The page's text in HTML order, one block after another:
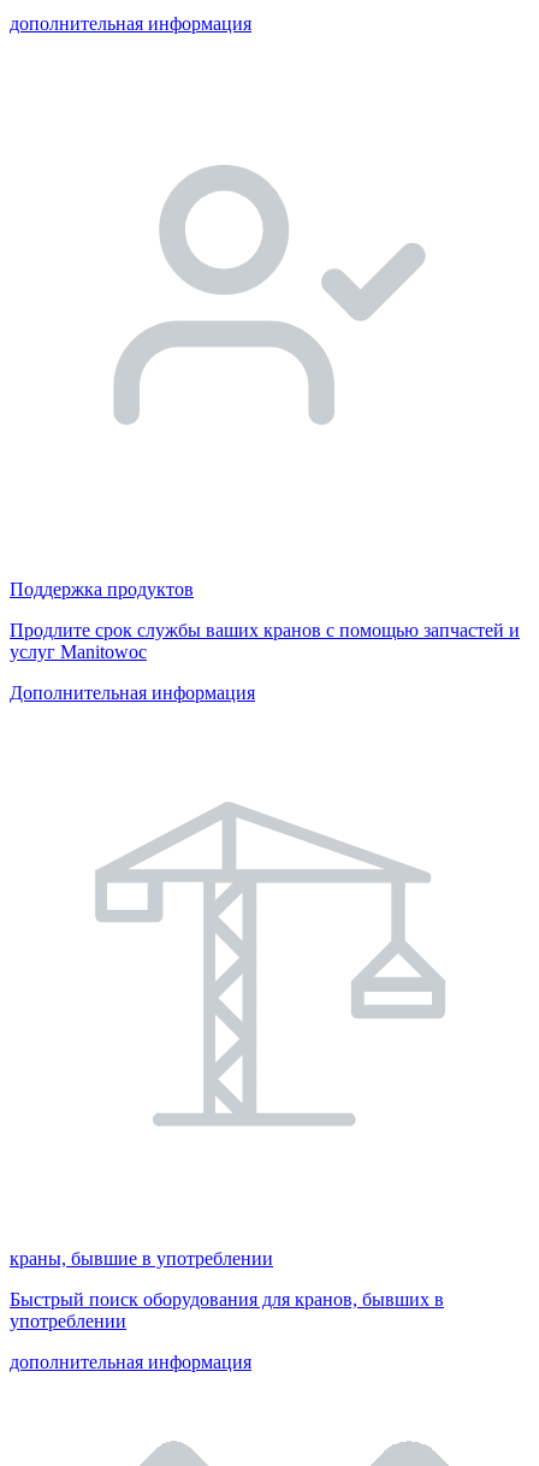
дополнительная информация
Поддержка продуктов
Продлите срок службы ваших кранов с помощью запчастей и
услуг Manitowoc
Дополнительная информация
краны, бывшие в употреблении
Быстрый поиск оборудования для кранов, бывших в
употреблении
дополнительная информация